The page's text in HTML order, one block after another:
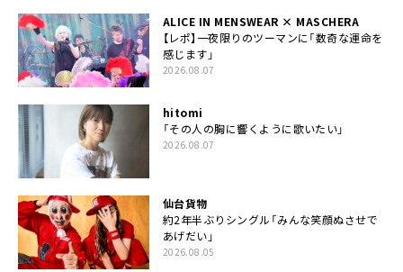
ALICE IN MENSWEAR × MASCHERA
【レポ】一夜限りのツーマンに「数奇な運命を
感じます」
2026.08.07
hitomi
「その人の胸に響くように歌いたい」
2026.08.07
仙台貨物
約2年半ぶりシングル「みんな笑顔ぬさせで
あげだい」
2026.08.05